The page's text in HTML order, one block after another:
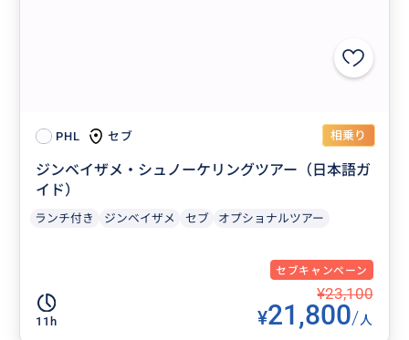
PHL セブ 相乗り
ジンベイザメ・シュノーケリングツアー（日本語ガ
イド）
ランチ付き ジンベイザメ セブ オプショナルツアー
セブキャンペーン
11h
¥23,100
¥21,800/人